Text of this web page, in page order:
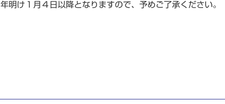
年明け１月４日以降となりますので、予めご了承ください。